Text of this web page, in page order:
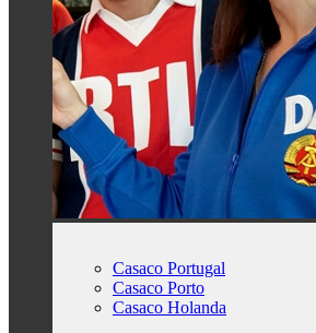
Casaco Portugal
Casaco Porto
Casaco Holanda